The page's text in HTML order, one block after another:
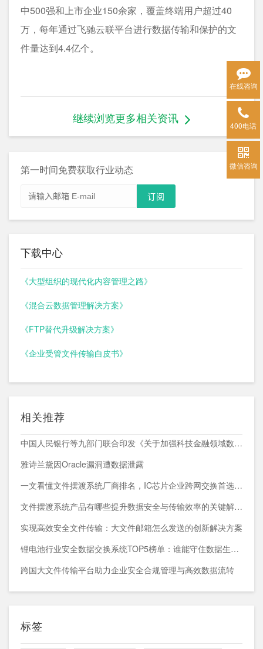
中500强和上市企业150余家，覆盖终端用户超过40
万，每年通过飞驰云联平台进行数据传输和保护的文
件量达到4.4亿个。
继续浏览更多相关资讯
第一时间免费获取行业动态
下载中心
《大型组织的现代化内容管理之路》
《混合云数据管理解决方案》
《FTP替代升级解决方案》
《企业受管文件传输白皮书》
相关推荐
中国人民银行等九部门联合印发《关于加强科技金融领域数据开发利用的通知》
雅诗兰黛因Oracle漏洞遭数据泄露
一文看懂文件摆渡系统厂商排名，IC芯片企业跨网交换首选方案
文件摆渡系统产品有哪些提升数据安全与传输效率的关键解决方案
实现高效安全文件传输：大文件邮箱怎么发送的创新解决方案
锂电池行业安全数据交换系统TOP5榜单：谁能守住数据生命线？
跨国大文件传输平台助力企业安全合规管理与高效数据流转
标签
在线咨询
400电话
微信咨询